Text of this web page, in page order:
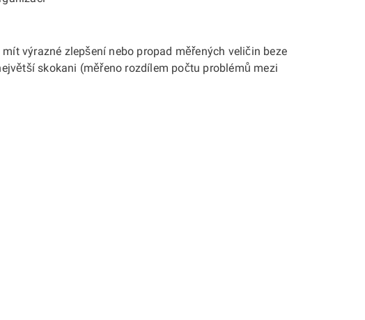
výrazné zlepšení nebo propad měřených veličin beze
skokani (měřeno rozdílem počtu problémů mezi